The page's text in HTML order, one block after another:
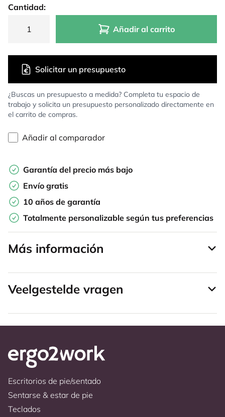
Cantidad:
Añadir al carrito
¿Buscas un presupuesto a medida? Completa tu espacio de
trabajo y solicita un presupuesto personalizado directamente en
el carrito de compras.
Solicitar un presupuesto
Añadir al comparador
Garantía del precio más bajo
Envío gratis
10 años de garantía
Totalmente personalizable según tus preferencias
Más información
Veelgestelde vragen
Escritorios de pie/sentado
Sentarse & estar de pie
Teclados